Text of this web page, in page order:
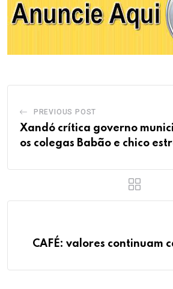
PREVIOUS POST
Xandó crítica governo
os colegas Babão e chico
CAFÉ: valores continuam